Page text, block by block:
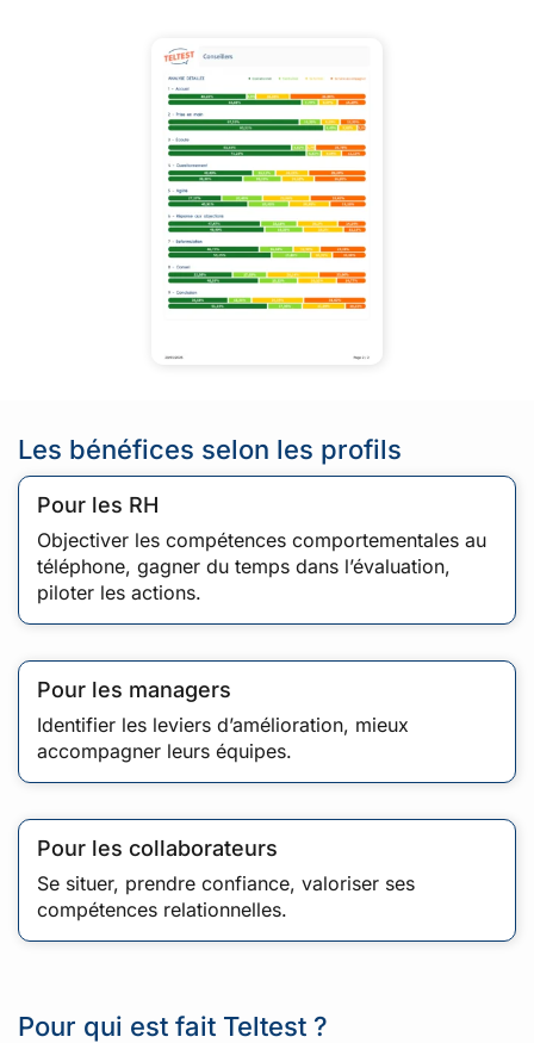
Les bénéfices selon les profils
Pour les RH
Objectiver les compétences comportementales au
téléphone, gagner du temps dans l’évaluation,
piloter les actions.
Pour les managers
Identifier les leviers d’amélioration, mieux
accompagner leurs équipes.
Pour les collaborateurs
Se situer, prendre confiance, valoriser ses
compétences relationnelles.
Pour qui est fait Teltest ?